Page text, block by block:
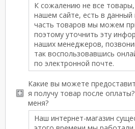
К сожалению не все
нашем сайте, есть в
часть товаров мы можем
поэтому уточнить эту
наших менеджеров,
так воспользовавшись
по электронной почте.
Какие вы можете
я получу товар после
меня?
Наш интернет-магазин